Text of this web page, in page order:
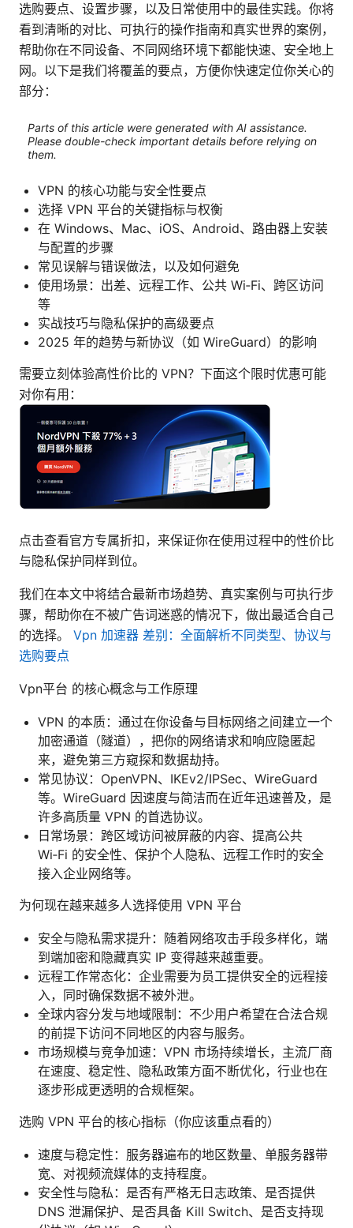
选购要点、设置步骤，以及日常使用中的最佳实践。你将
看到清晰的对比、可执行的操作指南和真实世界的案例，
帮助你在不同设备、不同网络环境下都能快速、安全地上
网。以下是我们将覆盖的要点，方便你快速定位你关心的
部分：
Parts of this article were generated with AI assistance.
Please double-check important details before relying on
them.
VPN 的核心功能与安全性要点
选择 VPN 平台的关键指标与权衡
在 Windows、Mac、iOS、Android、路由器上安装
与配置的步骤
常见误解与错误做法，以及如何避免
使用场景：出差、远程工作、公共 Wi‑Fi、跨区访问
等
实战技巧与隐私保护的高级要点
2025 年的趋势与新协议（如 WireGuard）的影响
需要立刻体验高性价比的 VPN？下面这个限时优惠可能
对你有用：
点击查看官方专属折扣，来保证你在使用过程中的性价比
与隐私保护同样到位。
我们在本文中将结合最新市场趋势、真实案例与可执行步
骤，帮助你在不被广告词迷惑的情况下，做出最适合自己
的选择。 Vpn 加速器 差别：全面解析不同类型、协议与
选购要点
Vpn平台 的核心概念与工作原理
VPN 的本质：通过在你设备与目标网络之间建立一个
加密通道（隧道），把你的网络请求和响应隐匿起
来，避免第三方窥探和数据劫持。
常见协议：OpenVPN、IKEv2/IPSec、WireGuard
等。WireGuard 因速度与简洁而在近年迅速普及，是
许多高质量 VPN 的首选协议。
日常场景：跨区域访问被屏蔽的内容、提高公共
Wi‑Fi 的安全性、保护个人隐私、远程工作时的安全
接入企业网络等。
为何现在越来越多人选择使用 VPN 平台
安全与隐私需求提升：随着网络攻击手段多样化，端
到端加密和隐藏真实 IP 变得越来越重要。
远程工作常态化：企业需要为员工提供安全的远程接
入，同时确保数据不被外泄。
全球内容分发与地域限制：不少用户希望在合法合规
的前提下访问不同地区的内容与服务。
市场规模与竞争加速：VPN 市场持续增长，主流厂商
在速度、稳定性、隐私政策方面不断优化，行业也在
逐步形成更透明的合规框架。
选购 VPN 平台的核心指标（你应该重点看的）
速度与稳定性：服务器遍布的地区数量、单服务器带
宽、对视频流媒体的支持程度。
安全性与隐私：是否有严格无日志政策、是否提供
DNS 泄漏保护、是否具备 Kill Switch、是否支持现